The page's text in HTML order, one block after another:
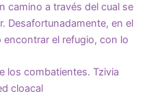
camino a través del cual se
Desafortunadamente, en el
el refugio, con lo
los combatientes. Tzivia
cloacal